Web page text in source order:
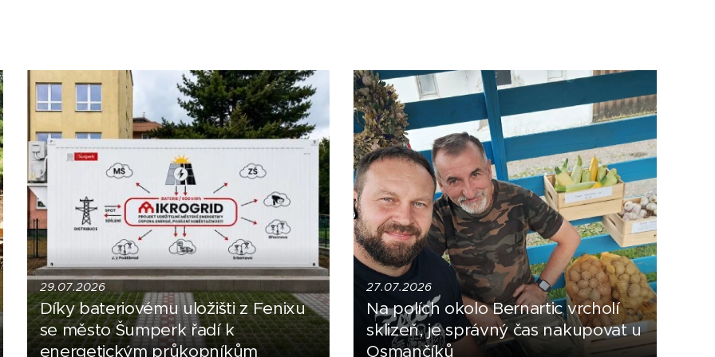
29.07.2026
Díky bateriovému uložišti z Fenixu
se město Šumperk řadí k
energetickým průkopníkům
27.07.2026
Na polích okolo Bernartic vrcholí
sklizeň, je správný čas nakupovat u
Osmančíků